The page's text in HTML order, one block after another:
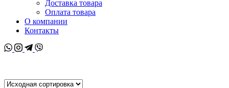
Доставка товара
Оплата товара
О компании
Контакты
Whatsapp
Instagram
Telegram
Viber